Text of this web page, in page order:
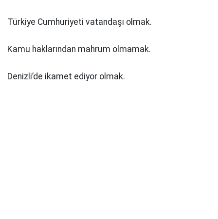
Türkiye Cumhuriyeti vatandaşı olmak.
Kamu haklarından mahrum olmamak.
Denizli’de ikamet ediyor olmak.